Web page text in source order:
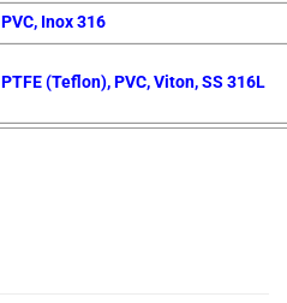
PVC, Inox 316
PTFE (Teflon), PVC, Viton, SS 316L